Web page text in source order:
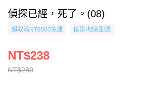
偵探已經，死了。(08)
超取滿NT$500免運 國家/地區配送
NT$280
NT$238